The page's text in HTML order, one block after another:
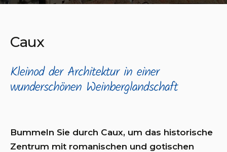
Caux
Kleinod der Architektur in einer
wunderschönen Weinberglandschaft
Bummeln Sie durch Caux, um das historische
Zentrum mit romanischen und gotischen